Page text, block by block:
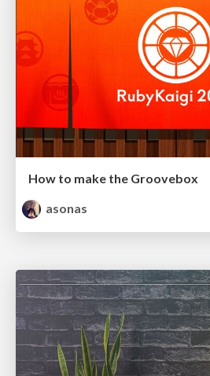
How to make the Groovebox
asonas